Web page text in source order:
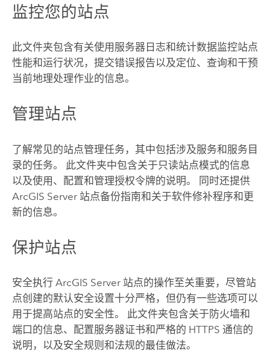
监控您的站点
此文件夹包含有关使用服务器日志和统计数据监控站点
性能和运行状况，提交错误报告以及定位、查询和干预
当前地理处理作业的信息。
管理站点
了解常见的站点管理任务，其中包括涉及服务和服务目
录的任务。 此文件夹中包含关于只读站点模式的信息
以及使用、配置和管理授权令牌的说明。 同时还提供
ArcGIS Server站点备份指南和关于软件修补程序和更
新的信息。
保护站点
安全执行 ArcGIS Server站点的操作至关重要，尽管站
点创建的默认安全设置十分严格，但仍有一些选项可以
用于提高站点的安全性。 此文件夹包含关于防火墙和
端口的信息、配置服务器证书和严格的 HTTPS 通信的
说明，以及安全规则和法规的最佳做法。